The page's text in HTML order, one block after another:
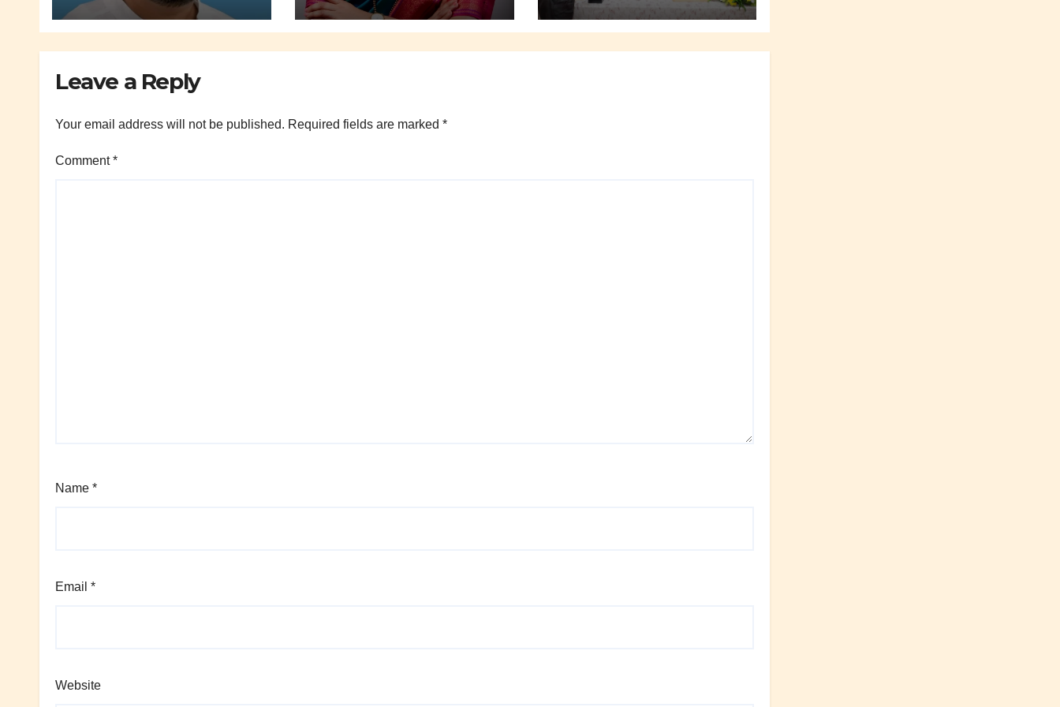
किनळेकर.
Leave a Reply
Your email address will not be published. Required fields are marked *
Comment*
Name *
Email *
Website